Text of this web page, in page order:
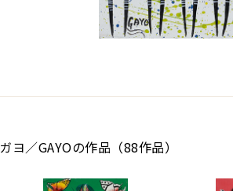
ガヨ／GAYOの作品（88作品）